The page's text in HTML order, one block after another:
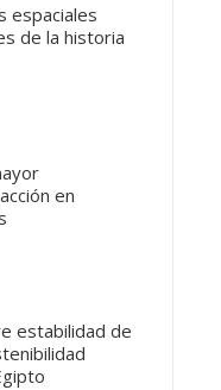
espaciales
de la historia
en
estabilidad de